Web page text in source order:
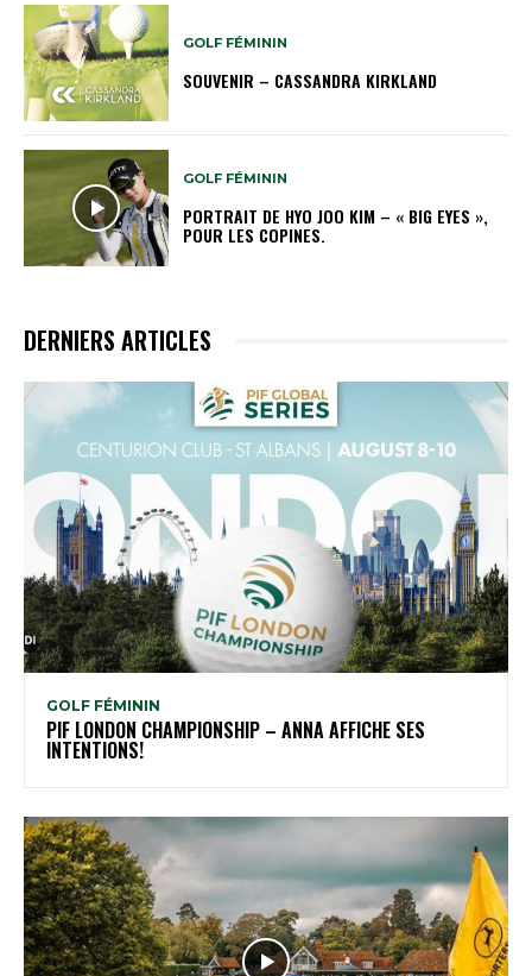
GOLF FÉMININ
SOUVENIR – CASSANDRA KIRKLAND
GOLF FÉMININ
PORTRAIT DE HYO JOO KIM – « BIG EYES »,
POUR LES COPINES.
DERNIERS ARTICLES
GOLF FÉMININ
PIF LONDON CHAMPIONSHIP – ANNA AFFICHE SES
INTENTIONS!